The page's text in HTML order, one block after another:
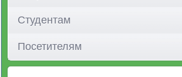
Студентам
Посетителям